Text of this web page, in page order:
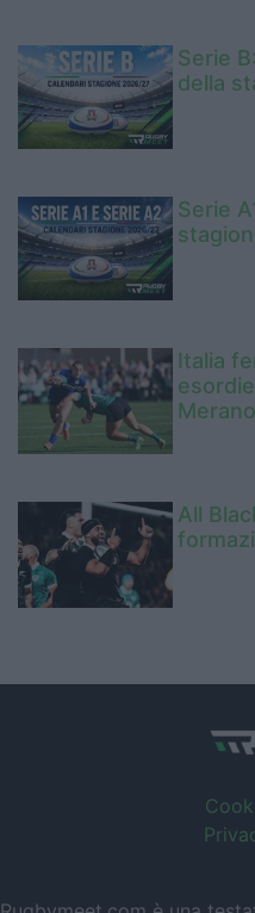
Serie
della
Serie
Italia
Merano
All